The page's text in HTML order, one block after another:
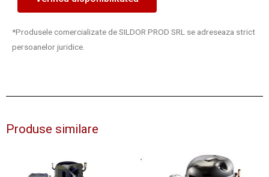
*Produsele comercializate de SILDOR PROD SRL se adreseaza strict
persoanelor juridice.
Produse similare